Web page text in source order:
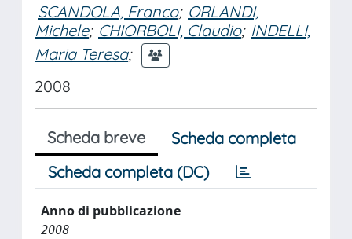
SCANDOLA, Franco; ORLANDI,
Michele; CHIORBOLI, Claudio; INDELLI,
Maria Teresa;
2008
Scheda breve
Scheda completa
Scheda completa (DC)
Anno di pubblicazione
2008